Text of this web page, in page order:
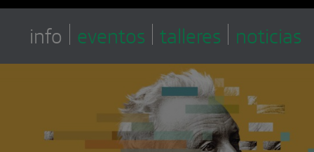
info eventos talleres noticias